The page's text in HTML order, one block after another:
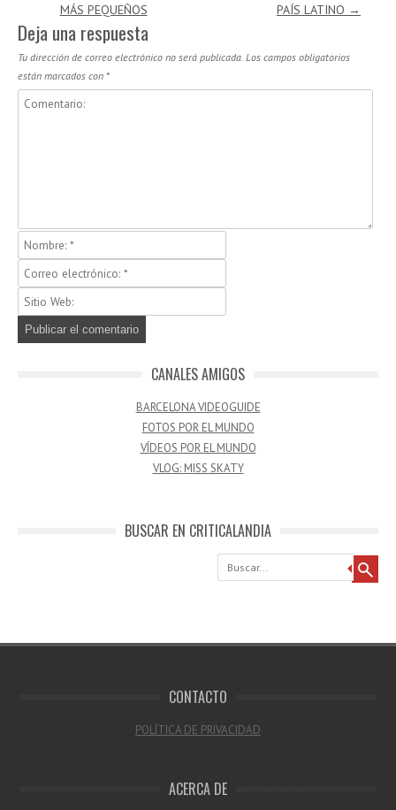
MÁS PEQUEÑOS
PAÍS LATINO →
Deja una respuesta
Tu dirección de correo electrónico no será publicada. Los campos obligatorios
están marcados con *
CANALES AMIGOS
BARCELONA VIDEOGUIDE
FOTOS POR EL MUNDO
VÍDEOS POR EL MUNDO
VLOG: MISS SKATY
BUSCAR EN CRITICALANDIA
Buscar
CONTACTO
POLÍTICA DE PRIVACIDAD
ACERCA DE